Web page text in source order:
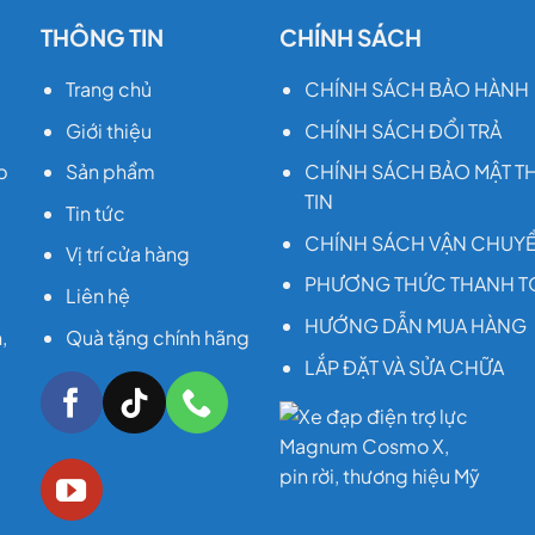
THÔNG TIN
Trang chủ
Giới thiệu
Sản phẩm
Tin tức
Vị trí cửa hàng
Liên hệ
Quà tặng chính hãng
CHÍNH SÁCH
CHÍNH SÁCH BẢO HÀNH
CHÍNH SÁCH ĐỔI TRẢ
CHÍNH SÁCH BẢO MẬT
TIN
CHÍNH SÁCH VẬN
PHƯƠNG THỨC THANH
HƯỚNG DẪN MUA HÀNG
LẮP ĐẶT VÀ SỬA CHỮA